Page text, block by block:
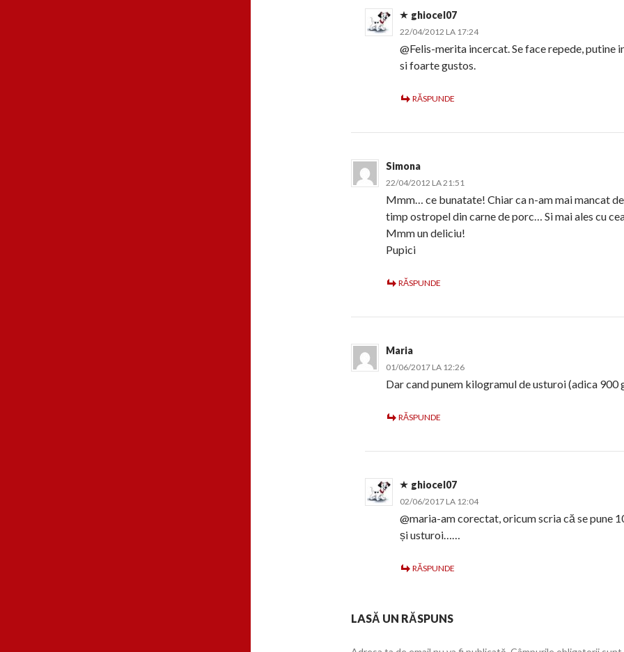
ghiocel07
22/04/2012 LA 17:24
@Felis-merita incercat. Se face repede, putine
si foarte gustos.
RĂSPUNDE
Simona
22/04/2012 LA 21:51
Mmm… ce bunatate! Chiar ca n-am mai mancat
timp ostropel din carne de porc… Si mai ales cu
Mmm un deliciu!
Pupici
RĂSPUNDE
Maria
01/06/2017 LA 12:26
Dar cand punem kilogramul de usturoi (adica 900
RĂSPUNDE
ghiocel07
02/06/2017 LA 12:04
@maria-am corectat, oricum scria că se pune
și usturoi……
RĂSPUNDE
LASĂ UN RĂSPUNS